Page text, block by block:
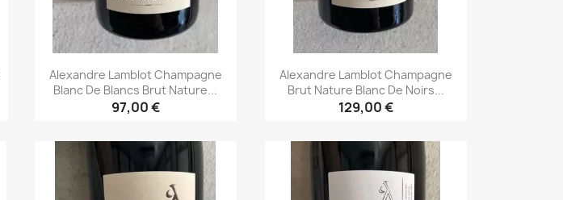
Alexandre Lamblot Champagne
Blanc De Blancs Brut Nature...
97,00 €
Aperçu rapide
Alexandre Lamblot Champagne
Brut Nature Blanc De Noirs...
129,00 €
Aperçu rapide